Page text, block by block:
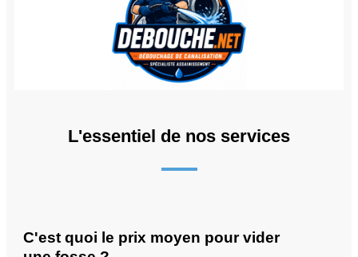
L'essentiel de nos services
C'est quoi le prix moyen pour vider